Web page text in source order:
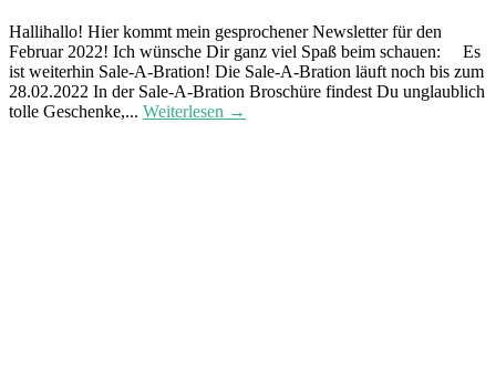
Hallihallo! Hier kommt mein gesprochener Newsletter für den
Februar 2022! Ich wünsche Dir ganz viel Spaß beim schauen: Es
ist weiterhin Sale-A-Bration! Die Sale-A-Bration läuft noch bis zum
28.02.2022 In der Sale-A-Bration Broschüre findest Du unglaublich
tolle Geschenke,... Weiterlesen →